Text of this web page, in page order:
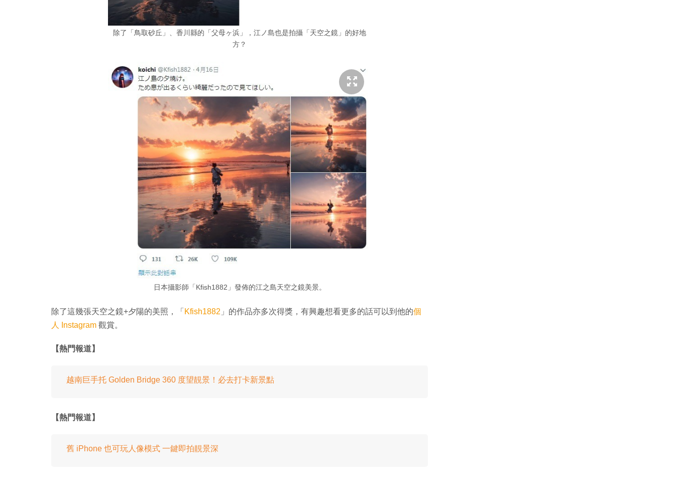
除了「鳥取砂丘」、香川縣的「父母ヶ浜」，江ノ島也是拍攝「天空之鏡」的好地
方？
日本攝影師「Kfish1882」發佈的江之島天空之鏡美景。
除了這幾張天空之鏡+夕陽的美照，「 Kfish1882 」的作品亦多次得獎，有興趣想看更多的話可以到他的個
人 Instagram 觀賞。
【熱門報道】
越南巨手托 Golden Bridge 360 度望靚景！必去打卡新景點
【熱門報道】
舊 iPhone 也可玩人像模式 一鍵即拍靚景深